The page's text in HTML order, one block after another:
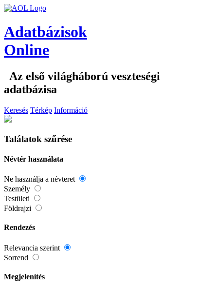
Adatbázisok
Online
Az első világháború veszteségi
adatbázisa
Keresés Térkép Információ
Találatok szűrése
Névtér használata
Ne használja a névteret
Személy
Testületi
Földrajzi
Rendezés
Relevancia szerint
Sorrend
Megjelenítés